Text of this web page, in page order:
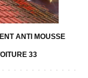
ANTI MOUSSE
33